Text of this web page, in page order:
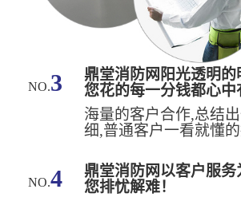
NO.3
鼎堂消防网阳光透明的
您花的每一分钱都心中
海量的客户合作,总结
细,普通客户一看就懂的
NO.4
鼎堂消防网以客户服务
您排忧解难！